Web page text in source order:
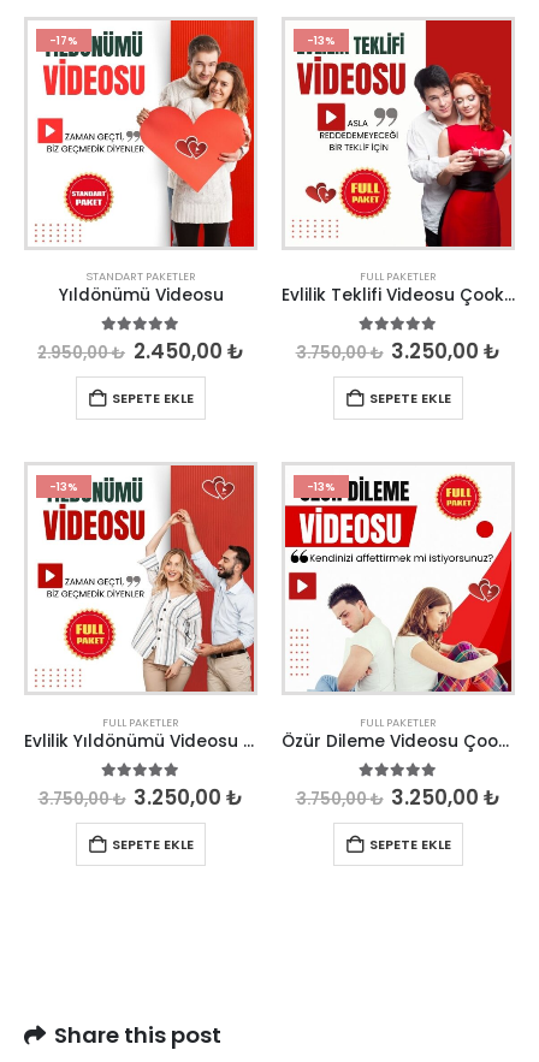
-17%
STANDART PAKETLER
Yıldönümü Videosu
5.00out of 5
2.950,00₺ 2.450,00 ₺
SEPETE EKLE
-13%
FULL PAKETLER
Evlilik Teklifi Videosu Çook Özel
5.00out of 5
3.750,00₺ 3.250,00₺
SEPETE EKLE
-13%
FULL PAKETLER
Evlilik Yıldönümü Videosu Çook Özel
5.00out of 5
3.750,00₺ 3.250,00₺
SEPETE EKLE
-13%
FULL PAKETLER
Özür Dileme Videosu Çook Özel
5.00out of 5
3.750,00₺ 3.250,00₺
SEPETE EKLE
Share this post